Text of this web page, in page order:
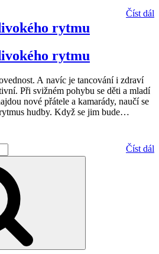
Číst dál
rytmu
rytmu
A navíc je tancování i zdraví
Při svižném pohybu se děti a mladí
nové přátele a kamarády, naučí se
hudby. Když se jim bude…
Číst dál